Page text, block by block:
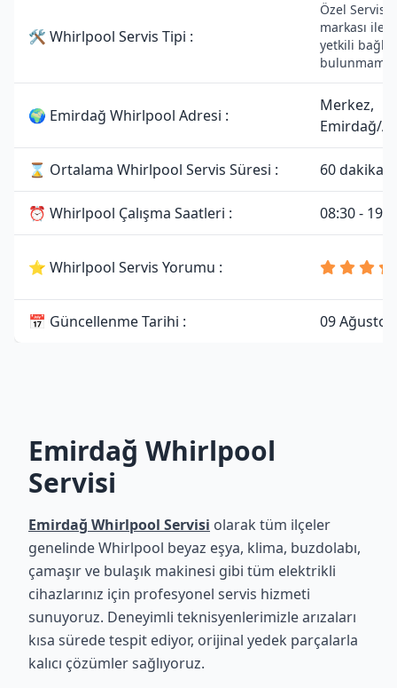
🛠 Whirlpool Servis Tipi :
Özel
markası ile
yetkili
🌍 Emirdağ Whirlpool Adresi :
Merkez,
Emirdağ/
⌛ Ortalama Whirlpool Servis Süresi : 60 dakika
⏰ Whirlpool Çalışma Saatleri : 08:30 -
⭐ Whirlpool Servis Yorumu :
📅 Güncellenme Tarihi : 09
Emirdağ Whirlpool
Servisi
Emirdağ Whirlpool Servisi olarak tüm ilçeler
genelinde Whirlpool beyaz eşya, klima, buzdolabı,
çamaşır ve bulaşık makinesi gibi tüm elektrikli
cihazlarınız için profesyonel servis hizmeti
sunuyoruz. Deneyimli teknisyenlerimizle arızaları
kısa sürede tespit ediyor, orijinal yedek parçalarla
kalıcı çözümler sağlıyoruz.